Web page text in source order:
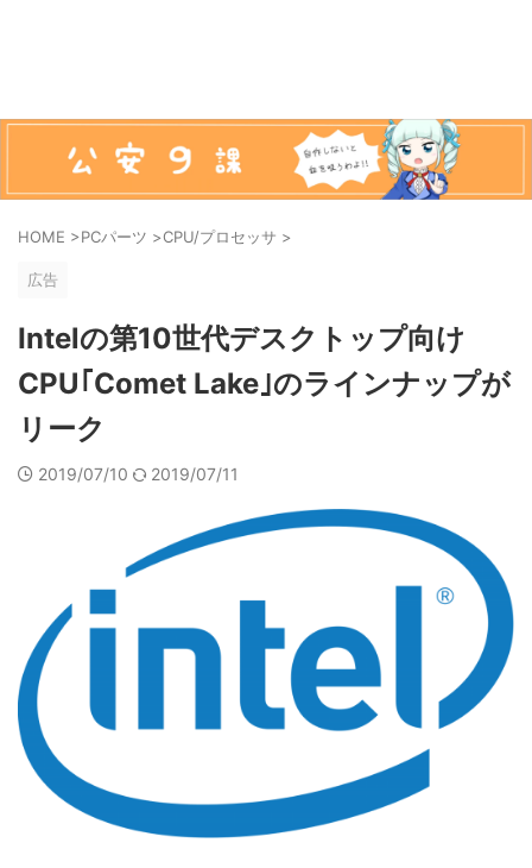
HOME >PCパーツ >CPU/プロセッサ >
広告
Intelの第10世代デスクトップ向け
CPU｢Comet Lake｣のラインナップが
リーク
2019/07/10 2019/07/11